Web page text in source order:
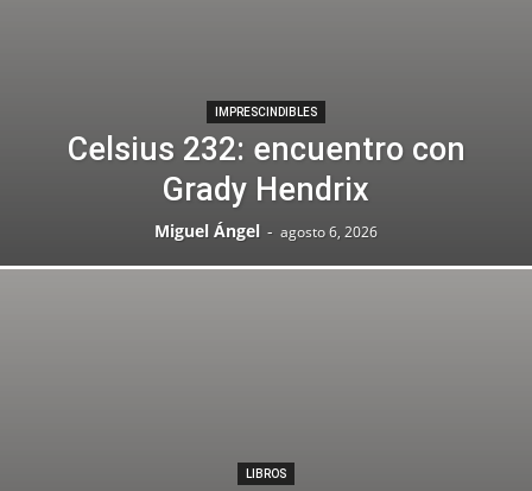
IMPRESCINDIBLES
Celsius 232: encuentro con
Grady Hendrix
Miguel Ángel - agosto 6, 2026
LIBROS